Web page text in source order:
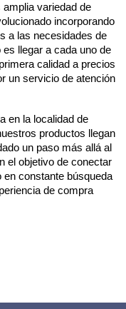
variedad de
incorporando
a las necesidades de
llegar a cada uno de
calidad a precios
un servicio de atención
en la localidad de
productos llegan
un paso más allá al
el objetivo de conectar
en constante búsqueda
de compra